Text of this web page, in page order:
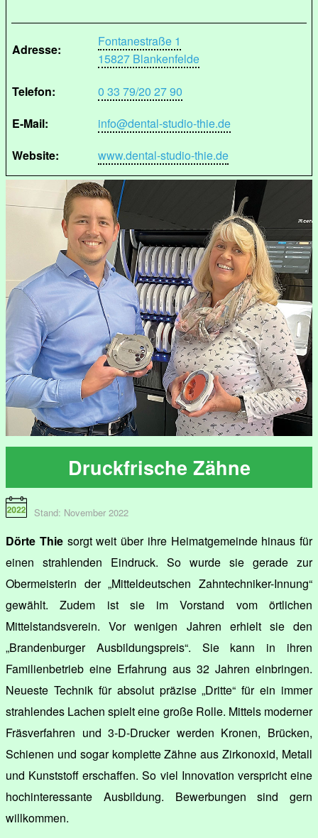
Adresse:
Fontanestraße 1
15827 Blankenfelde
Telefon:
0 33 79/20 27 90
E-Mail:
info@dental-studio-thie.de
Website:
www.dental-studio-thie.de
Druckfrische Zähne
Stand: November 2022
Dörte Thiesorgt weit über ihre Heimatgemeinde hinaus für
einen strahlenden Eindruck. So wurde sie gerade zur
Obermeisterin der „Mitteldeutschen Zahntechniker-Innung“
gewählt. Zudem ist sie im Vorstand vom örtlichen
Mittelstandsverein. Vor wenigen Jahren erhielt sie den
„Brandenburger Ausbildungspreis“. Sie kann in ihren
Familienbetrieb eine Erfahrung aus 32 Jahren einbringen.
Neueste Technik für absolut präzise „Dritte“ für ein immer
strahlendes Lachen spielt eine große Rolle. Mittels moderner
Fräsverfahren und 3-D-Drucker werden Kronen, Brücken,
Schienen und sogar komplette Zähne aus Zirkonoxid, Metall
und Kunststoff erschaffen. So viel Innovation verspricht eine
hochinteressante Ausbildung. Bewerbungen sind gern
willkommen.